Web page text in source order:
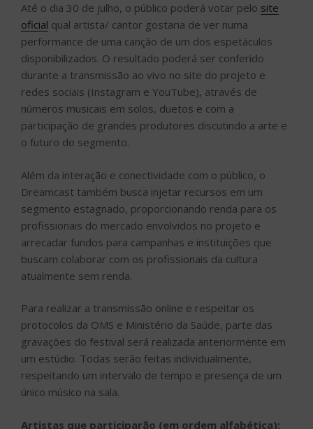
Até o dia 30 de julho, o público poderá votar pelo site
oficial qual artista/ cantor gostaria de ver numa
performance de uma canção de um dos espetáculos
disponibilizados. O resultado poderá ser conferido
durante a transmissão ao vivo no site do projeto e
redes sociais (Instagram e YouTube), através de
números musicais em solos, duetos e com a
participação de grandes produtores discutindo a arte e
o futuro do segmento.
Além da interação e conectividade com o público, o
Dreamcast também busca injetar recursos em um
segmento estagnado, proporcionando renda para os
profissionais do mercado envolvidos no projeto e
arrecadar fundos para campanhas e instituições que
buscam colaborar com os profissionais da cultura
atualmente sem renda.
Para realizar a transmissão online e respeitar os
protocolos da OMS e Ministério da Saúde, parte das
gravações do festival será realizada anteriormente em
um estúdio. Todas serão feitas individualmente,
respeitando um intervalo de tempo e presença de um
único músico na sala.
Artistas que participarão (em ordem alfabética):